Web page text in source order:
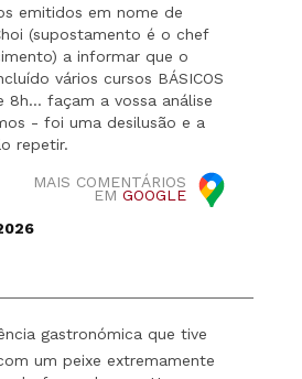
emitidos em nome de
(supostamento é o chef
a informar que o
vários cursos BÁSICOS
8h... façam a vossa análise
- foi uma desilusão e a
repetir.
MAIS COMENTÁRIOS
EM GOOGLE
gastronómica que tive
um peixe extremamente